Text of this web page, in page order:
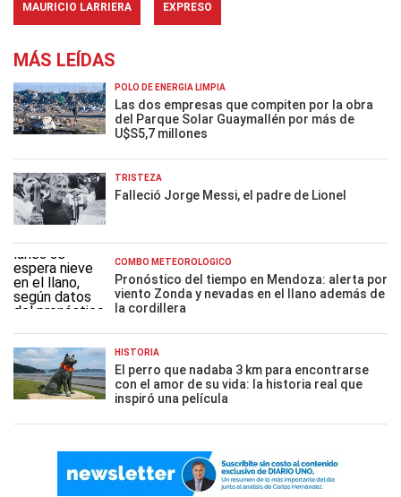
MAURICIO LARRIERA EXPRESO
MÁS LEÍDAS
POLO DE ENERGÍA LIMPIA
Las dos empresas que compiten por la obra
del Parque Solar Guaymallén por más de
U$S5,7 millones
TRISTEZA
Falleció Jorge Messi, el padre de Lionel
COMBO METEOROLÓGICO
Pronóstico del tiempo en Mendoza: alerta por
viento Zonda y nevadas en el llano además de
la cordillera
HISTORIA
El perro que nadaba 3 km para encontrarse
con el amor de su vida: la historia real que
inspiró una película